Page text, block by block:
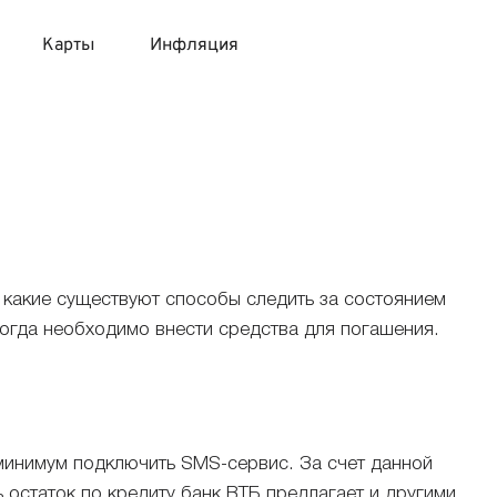
Карты
с моментальным решением
Инфляция
существуют способы следить за состоянием
необходимо внести средства для погашения.
подключить SMS-сервис. За счет данной